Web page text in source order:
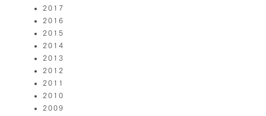
2017
2016
2015
2014
2013
2012
2011
2010
2009